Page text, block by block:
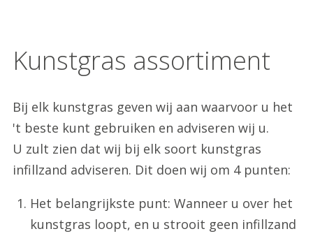
Kunstgras assortiment
Bij elk kunstgras geven wij aan waarvoor u het
't beste kunt gebruiken en adviseren wij u.
U zult zien dat wij bij elk soort kunstgras
infillzand adviseren. Dit doen wij om 4 punten:
Het belangrijkste punt: Wanneer u over het
kunstgras loopt, en u strooit geen infillzand